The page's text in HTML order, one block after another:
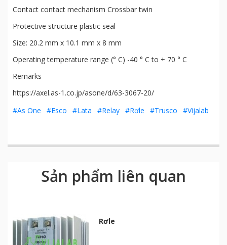
Contact contact mechanism Crossbar twin
Protective structure plastic seal
Size: 20.2 mm x 10.1 mm x 8 mm
Operating temperature range (° C) -40 ° C to + 70 ° C
Remarks
https://axel.as-1.co.jp/asone/d/63-3067-20/
#As One
#Esco #Lata #Relay #Rơle #Trusco #Vijalab
Sản phẩm liên quan
Rơle